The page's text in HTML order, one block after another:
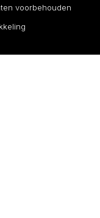
voorbehouden